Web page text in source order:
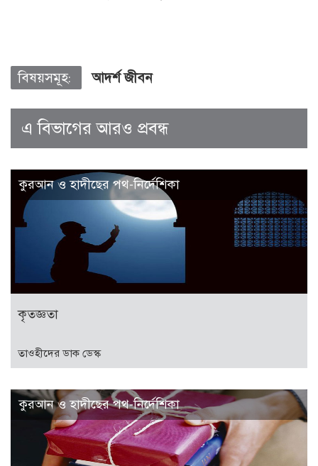
বিষয়সমূহ: আদর্শ জীবন
এ বিভাগের আরও প্রবন্ধ
কুরআন ও হাদীছের পথ-নির্দেশিকা
কৃতজ্ঞতা
তাওহীদের ডাক ডেস্ক
কুরআন ও হাদীছের পথ-নির্দেশিকা